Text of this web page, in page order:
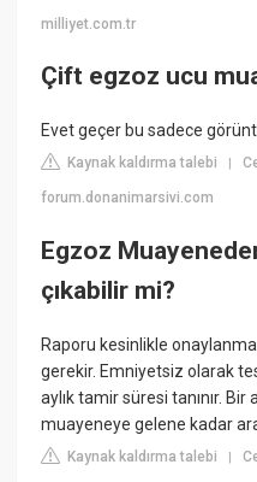
milliyet.com.tr
Çift egzoz ucu
Evet geçer bu sadece
Kaynak kaldırma talebi |
forum.donanimarsivi.com
Egzoz
çıkabilir mi?
Raporu kesinlikle
gerekir. Emniyetsiz olarak
aylık tamir süresi tanınır.
muayeneye gelene kadar
Kaynak kaldırma talebi |